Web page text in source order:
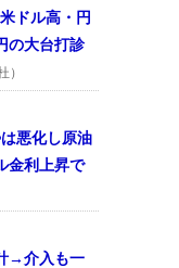
ドル高・円
の大台打診
）
悪化し原油
金利上昇で
→介入も一